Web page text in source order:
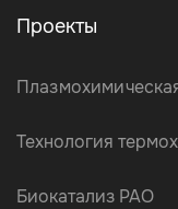
Проекты
Технология
Биокатализ РАО